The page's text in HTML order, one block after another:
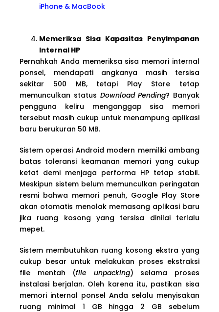
iPhone & MacBook
Memeriksa Sisa Kapasitas Penyimpanan
Internal HP
Pernahkah Anda memeriksa sisa memori internal
ponsel, mendapati angkanya masih tersisa
sekitar 500 MB, tetapi Play Store tetap
memunculkan status Download Pending? Banyak
pengguna keliru menganggap sisa memori
tersebut masih cukup untuk menampung aplikasi
baru berukuran 50 MB.
Sistem operasi Android modern memiliki ambang
batas toleransi keamanan memori yang cukup
ketat demi menjaga performa HP tetap stabil.
Meskipun sistem belum memunculkan peringatan
resmi bahwa memori penuh, Google Play Store
akan otomatis menolak memasang aplikasi baru
jika ruang kosong yang tersisa dinilai terlalu
mepet.
Sistem membutuhkan ruang kosong ekstra yang
cukup besar untuk melakukan proses ekstraksi
file mentah (file unpacking) selama proses
instalasi berjalan. Oleh karena itu, pastikan sisa
memori internal ponsel Anda selalu menyisakan
ruang minimal 1 GB hingga 2 GB sebelum